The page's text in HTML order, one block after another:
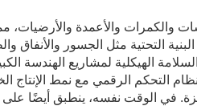
والكمرات والأعمدة
التحتية مثل الجسور والأنفاق
الهيكلية لمشاريع الهندسة
التحكم الرقمي مع نمط الإنتاج
في الوقت نفسه، ينطبق أيضًا